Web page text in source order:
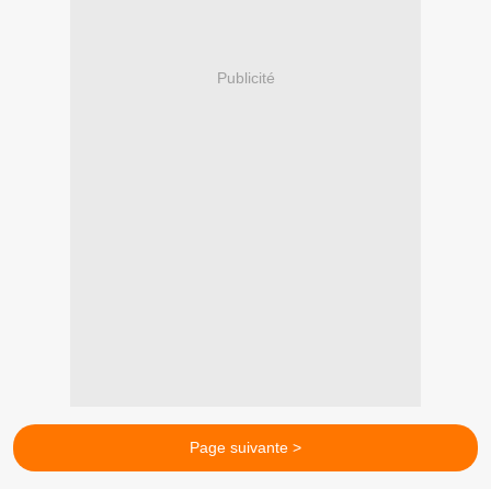
Publicité
Page suivante >